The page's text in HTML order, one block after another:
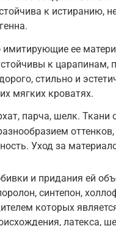
к истиранию,
ее
к царапинам,
стильно и
мягких кроватях.
парча, шелк.
Уход за
и придания ей
синтепон,
которых
латекса,